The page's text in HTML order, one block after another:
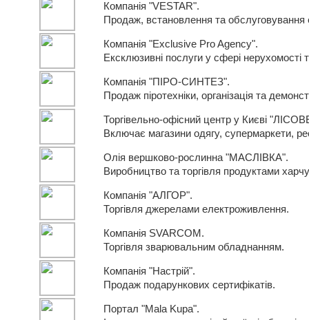
Компанія "VESTAR".
Продаж, встановлення та обслуговування
Компанія "Exclusive Pro Agency".
Ексклюзивні послуги у сфері нерухомості
Компанія "ПІРО-СИНТЕЗ".
Продаж піротехніки, організація та
Торгівельно-офісний центр у Києві
Включає магазини одягу, супермаркети,
Олія вершково-рослинна "МАСЛIВКА".
Виробництво та торгівля продуктами
Компанія "АЛГОР".
Торгівля джерелами електроживлення.
Компанія SVARCOM.
Торгівля зварювальним обладнанням.
Компанія "Настрій".
Продаж подарункових сертифікатів.
Портал "Mala Kupa".